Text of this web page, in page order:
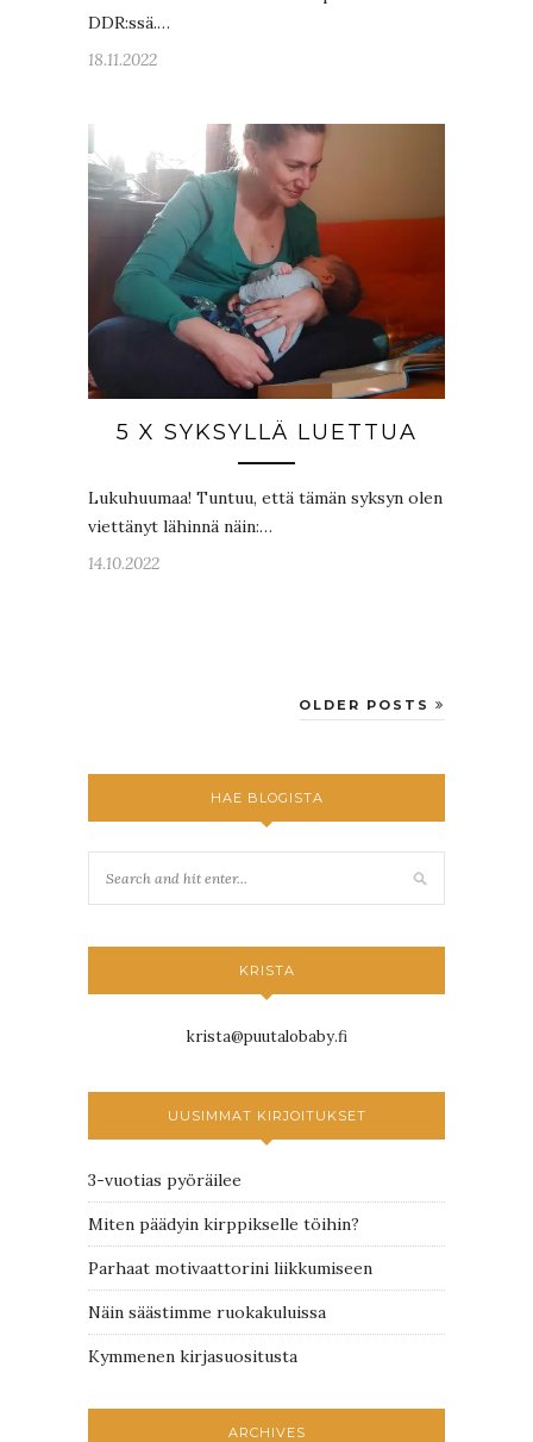
DDR:ssä.…
18.11.2022
5 X SYKSYLLÄ LUETTUA
Lukuhuumaa! Tuntuu, että tämän syksyn olen
viettänyt lähinnä näin:…
14.10.2022
OLDER POSTS
HAE BLOGISTA
KRISTA
krista@puutalobaby.fi
UUSIMMAT KIRJOITUKSET
3-vuotias pyöräilee
Miten päädyin kirppikselle töihin?
Parhaat motivaattorini liikkumiseen
Näin säästimme ruokakuluissa
Kymmenen kirjasuositusta
ARCHIVES